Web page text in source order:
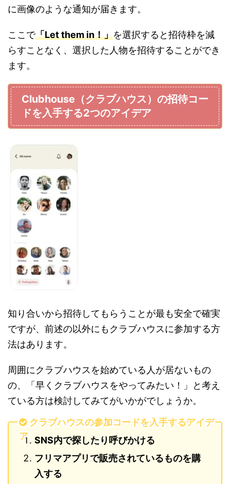
に画像のような通知が届きます。
ここで「Let them in！」を選択すると招待枠を減
らすことなく、選択した人物を招待することができ
ます。
Clubhouse（クラブハウス）の招待コー
ドを入手する2つのアイデア
知り合いから招待してもらうことが最も安全で確実
ですが、前述の以外にもクラブハウスに参加する方
法はあります。
周囲にクラブハウスを始めている人が居ないもの
の、「早くクラブハウスをやってみたい！」と考え
ている方は検討してみてがいかがでしょうか。
クラブハウスの参加コードを入手するアイデ
ア SNS内で探したり呼びかける
フリマアプリで販売されているものを購
入する